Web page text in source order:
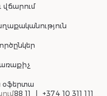
վճարում
օֆերտա
88 11 +374 10 311 111